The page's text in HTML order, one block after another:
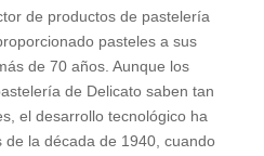
de productos de pastelería
pasteles a sus
de 70 años. Aunque los
de Delicato saben tan
el desarrollo tecnológico ha
de la década de 1940, cuando